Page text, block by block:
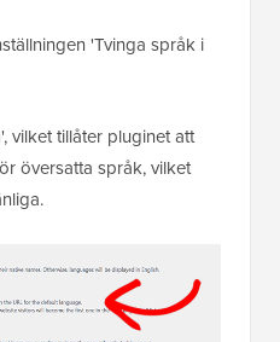
'Tvinga språk i
vilket tillåter pluginet att
översatta språk, vilket